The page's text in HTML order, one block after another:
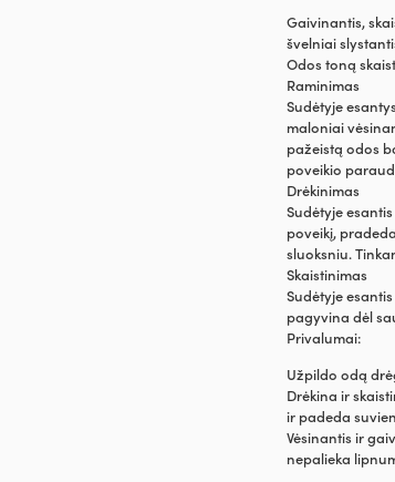
Gaivinantis,
švelniai
Odos toną
Raminimas
Sudėtyje
maloniai
pažeistą odos
poveikio
Drėkinimas
Sudėtyje
poveikį,
sluoksniu.
Skaistinimas
Sudėtyje
pagyvina dėl
Privalumai:
Užpildo odą
Drėkina ir
ir padeda
Vėsinantis ir
nepalieka